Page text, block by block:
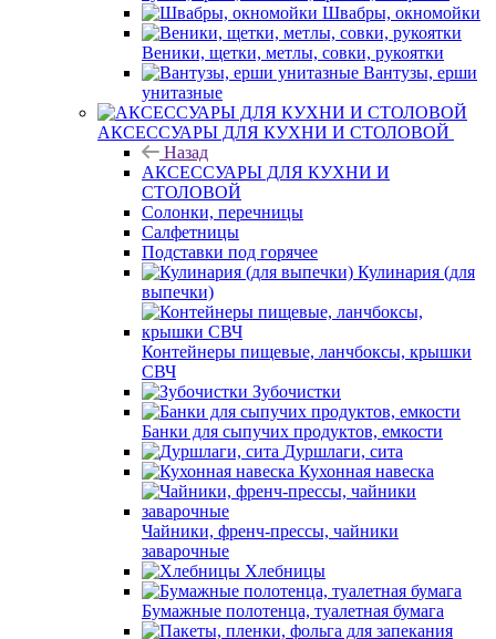
Швабры, окномойки
Веники, щетки, метлы, совки, рукоятки
Вантузы, ерши
унитазные
АКСЕССУАРЫ ДЛЯ КУХНИ И СТОЛОВОЙ
Назад
АКСЕССУАРЫ ДЛЯ КУХНИ И
СТОЛОВОЙ
Солонки, перечницы
Салфетницы
Подставки под горячее
Кулинария (для
выпечки)
Контейнеры пищевые, ланчбоксы, крышки
СВЧ
Зубочистки
Банки для сыпучих продуктов, емкости
Дуршлаги, сита
Кухонная навеска
Чайники, френч-прессы, чайники
заварочные
Хлебницы
Бумажные полотенца, туалетная бумага